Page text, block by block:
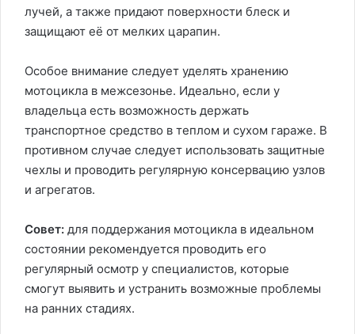
лучей, а также придают поверхности блеск и
защищают её от мелких царапин.
Особое внимание следует уделять хранению
мотоцикла в межсезонье. Идеально, если у
владельца есть возможность держать
транспортное средство в теплом и сухом гараже. В
противном случае следует использовать защитные
чехлы и проводить регулярную консервацию узлов
и агрегатов.
Совет: для поддержания мотоцикла в идеальном
состоянии рекомендуется проводить его
регулярный осмотр у специалистов, которые
смогут выявить и устранить возможные проблемы
на ранних стадиях.